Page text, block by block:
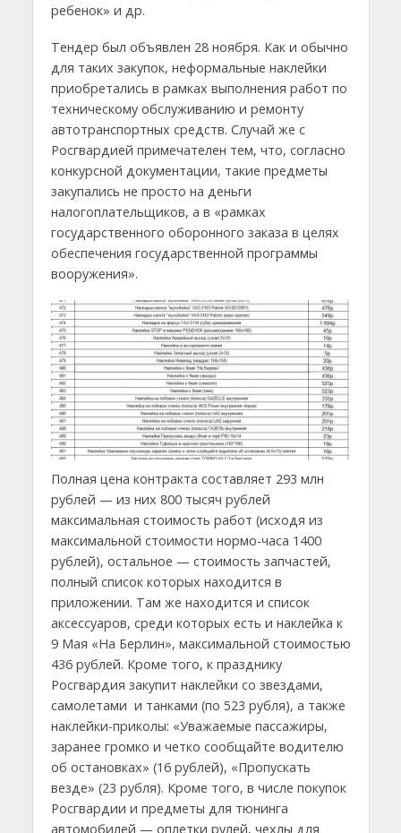
ребенок» и др.
Тендер был объявлен 28 ноября. Как и обычно
для таких закупок, неформальные наклейки
приобретались в рамках выполнения работ по
техническому обслуживанию и ремонту
автотранспортных средств. Случай же с
Росгвардией примечателен тем, что, согласно
конкурсной документации, такие предметы
закупались не просто на деньги
налогоплательщиков, а в «рамках
государственного оборонного заказа в целях
обеспечения государственной программы
вооружения».
Полная цена контракта составляет 293 млн
рублей — из них 800 тысяч рублей
максимальная стоимость работ (исходя из
максимальной стоимости нормо-часа 1400
рублей), остальное — стоимость запчастей,
полный список которых находится в
приложении. Там же находится и список
аксессуаров, среди которых есть и наклейка к
9 Мая «На Берлин», максимальной стоимостью
436 рублей. Кроме того, к празднику
Росгвардия закупит наклейки со звездами,
самолетами и танками (по 523 рубля), а также
наклейки-приколы: «Уважаемые пассажиры,
заранее громко и четко сообщайте водителю
об остановках» (16 рублей), «Пропускать
везде» (23 рубля). Кроме того, в числе покупок
Росгвардии и предметы для тюнинга
автомобилей — оплетки рулей, чехлы для